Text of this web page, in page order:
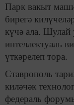
Парк вакыт
бирегә
күчә ала. Шулай
интеллектуаль
үткәрелеп тора.
Ставрополь
киләчәк
федераль